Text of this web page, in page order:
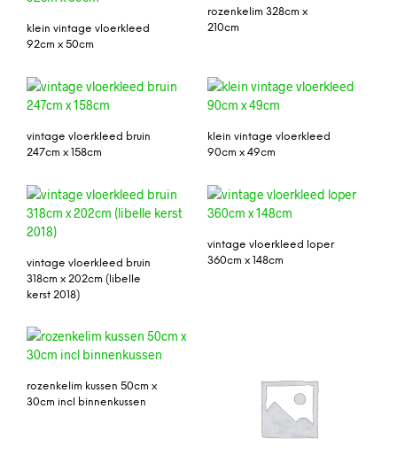
klein vintage vloerkleed
92cm x 50cm
rozenkelim 328cm x
210cm
vintage vloerkleed bruin
247cm x 158cm
klein vintage vloerkleed
90cm x 49cm
vintage vloerkleed bruin
318cm x 202cm (libelle
kerst 2018)
vintage vloerkleed loper
360cm x 148cm
rozenkelim kussen 50cm x
30cm incl binnenkussen